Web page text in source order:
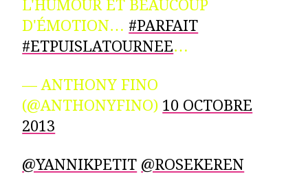
L'HUMOUR ET BEAUCOUP
D'ÉMOTION… #PARFAIT
#ETPUISLATOURNEE…
— ANTHONY FINO
(@ANTHONYFINO) 10 OCTOBRE
2013
@YANNIKPETIT @ROSEKEREN